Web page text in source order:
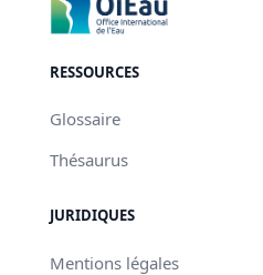
RESSOURCES
Glossaire
Thésaurus
JURIDIQUES
Mentions légales